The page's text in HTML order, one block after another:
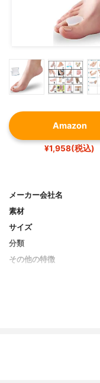
Amazon
¥1,958(税込)
メーカー会社名
素材
サイズ
分類
その他の特徴